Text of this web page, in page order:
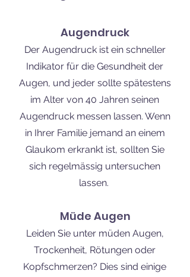
Augendruck
Der Augendruck ist ein schneller
Indikator für die Gesundheit der
Augen, und jeder sollte spätestens
im Alter von 40 Jahren seinen
Augendruck messen lassen. Wenn
in Ihrer Familie jemand an einem
Glaukom erkrankt ist, sollten Sie
sich regelmässig untersuchen
lassen.
Müde Augen
Leiden Sie unter müden Augen,
Trockenheit, Rötungen oder
Kopfschmerzen? Dies sind einige